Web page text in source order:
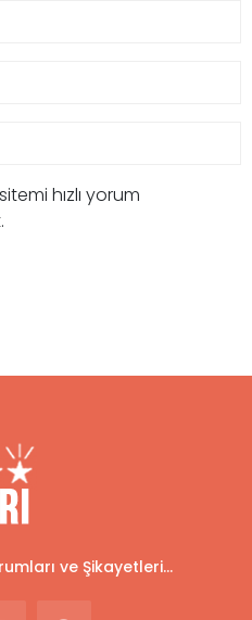
hızlı yorum
ve Şikayetleri...